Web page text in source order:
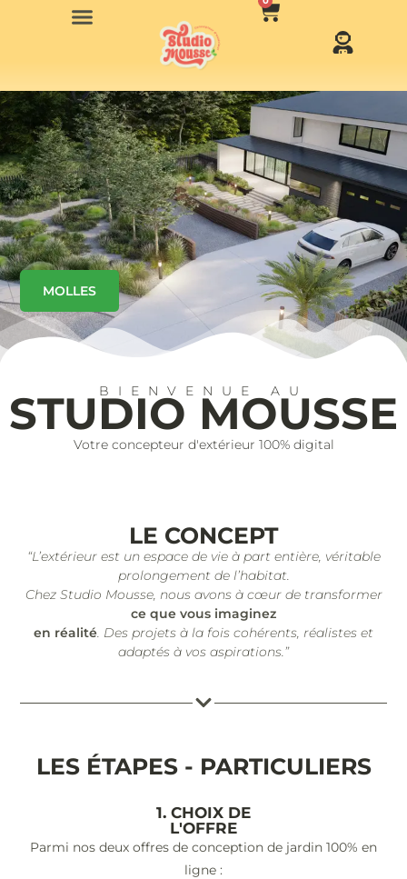
MOLLES
BIENVENUE AU
STUDIO MOUSSE
Votre concepteur d'extérieur 100% digital
LE CONCEPT
“L’extérieur est un espace de vie à part entière, véritable
prolongement de l’habitat.
Chez Studio Mousse, nous avons à cœur de transformer
ce que vous imaginez
en réalité. Des projets à la fois cohérents, réalistes et
adaptés à vos aspirations.”
LES ÉTAPES - PARTICULIERS
1. CHOIX DE
L'OFFRE
Parmi nos deux offres de conception de jardin 100% en
ligne :